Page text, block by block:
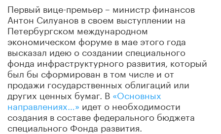
Первый вице-премьер – министр финансов
Антон Силуанов в своем выступлении на
Петербургском международном
экономическом форуме в мае этого года
высказал идею о создании специального
фонда инфраструктурного развития, который
был бы сформирован в том числе и от
продажи государственных облигаций или
других ценных бумаг. В «Основных
направлениях…»идет о необходимости
создания в составе федерального бюджета
специального Фонда развития.